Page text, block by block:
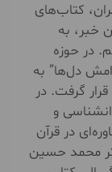
کتاب‌های
خبر، به
در حوزه
دل‌ها” به
گرفت. در
و
در قرآن
محمد حسین